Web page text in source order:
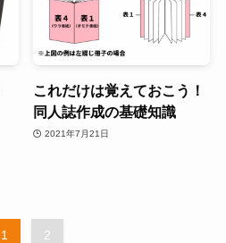
これだけは覚えておこう！
同人誌作成の基礎知識
2021年7月21日
1 2